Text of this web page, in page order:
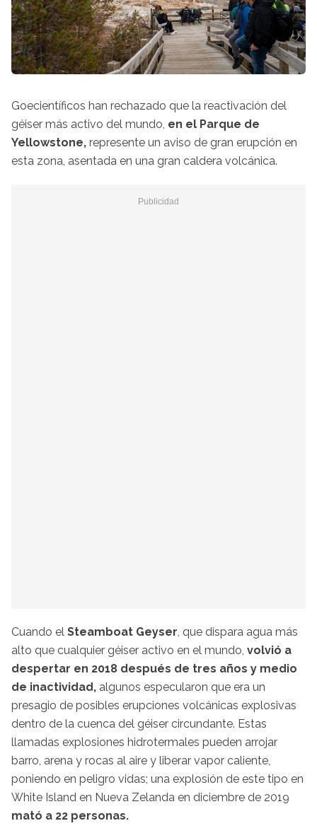
Goecientíficos han rechazado que la reactivación del
géiser más activo del mundo, en el Parque de
Yellowstone, represente un aviso de gran erupción en
esta zona, asentada en una gran caldera volcánica.
Cuando el Steamboat Geyser, que dispara agua más
alto que cualquier géiser activo en el mundo, volvió a
despertar en 2018 después de tres años y medio
de inactividad, algunos especularon que era un
presagio de posibles erupciones volcánicas explosivas
dentro de la cuenca del géiser circundante. Estas
llamadas explosiones hidrotermales pueden arrojar
barro, arena y rocas al aire y liberar vapor caliente,
poniendo en peligro vidas; una explosión de este tipo en
White Island en Nueva Zelanda en diciembre de 2019
mató a 22 personas.